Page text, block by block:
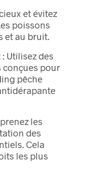
et évitez
poissons
et au bruit.
Utilisez des
conçues pour
pêche
les
des
Cela
les plus